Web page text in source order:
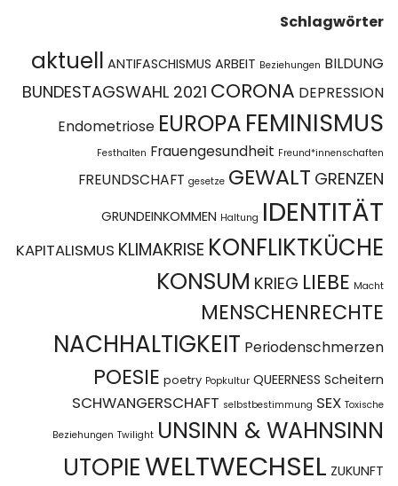
Schlagwörter
aktuell ANTIFASCHISMUS ARBEIT Beziehungen BILDUNG
BUNDESTAGSWAHL 2021 CORONA DEPRESSION
Endometriose EUROPA FEMINISMUS
Festhalten Frauengesundheit Freund*innenschaften
FREUNDSCHAFT gesetze GEWALT GRENZEN
GRUNDEINKOMMEN Haltung IDENTITÄT
KAPITALISMUS KLIMAKRISE KONFLIKTKÜCHE
KONSUM KRIEG LIEBE Macht
MENSCHENRECHTE
NACHHALTIGKEIT Periodenschmerzen
POESIE poetry Popkultur QUEERNESS Scheitern
SCHWANGERSCHAFT selbstbestimmung SEX Toxische
Beziehungen Twilight UNSINN & WAHNSINN
UTOPIEWELTWECHSEL ZUKUNFT